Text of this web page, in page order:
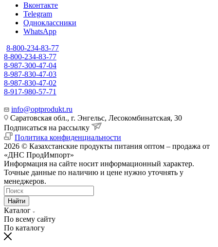
Вконтакте
Telegram
Одноклассники
WhatsApp
8-800-234-83-77
8-800-234-83-77
8-987-300-47-04
8-987-830-47-03
8-987-830-47-02
8-917-980-57-71
info@optprodukt.ru
Саратовская обл., г. Энгельс, Лесокомбинатская, 30
Подписаться на рассылку
Политика конфиденциальности
2026 © Казахстанские продукты питания оптом – продажа от
«ДНС ПродИмпорт»
Информация на сайте носит информационный характер.
Точные данные по наличию и цене нужно уточнять у
менеджеров.
Найти
Каталог
По всему сайту
По каталогу